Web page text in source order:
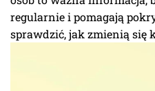
regularnie i pomagają
sprawdzić, jak zmienią się